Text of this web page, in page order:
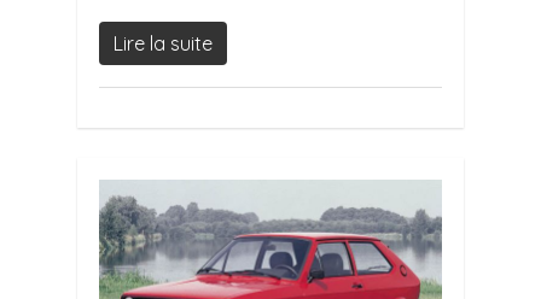
Lire la suite